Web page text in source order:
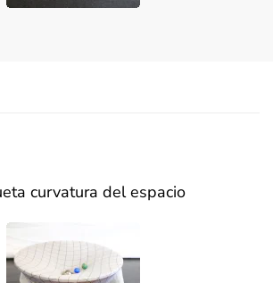
curvatura del espacio